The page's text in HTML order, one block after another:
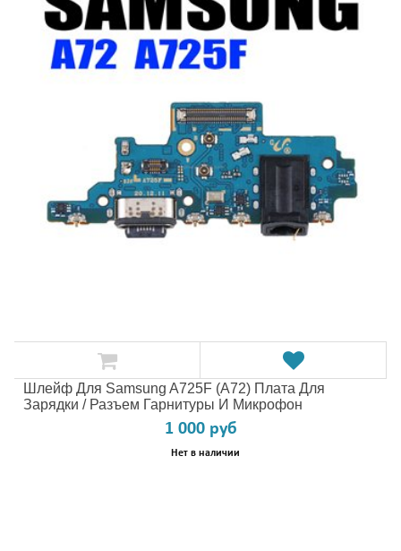
Шлейф Для Samsung A725F (A72) Плата Для
Зарядки / Разъем Гарнитуры И Микрофон
1 000 руб
Нет в наличии